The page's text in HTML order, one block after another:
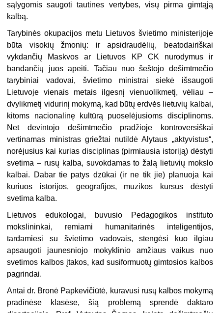
sąlygomis saugoti tautines vertybes, visų pirma gimtąją
kalbą.
Tarybinės okupacijos metu Lietuvos švietimo ministerijoje
būta visokių žmonių: ir apsidraudėlių, beatodairiškai
vykdančių Maskvos ar Lietuvos KP CK nurodymus ir
bandančių juos apeiti. Tačiau nuo šeštojo dešimtmečio
tarybiniai vadovai, švietimo ministrai siekė išsaugoti
Lietuvoje vienais metais ilgesnį vienuolikmetį, vėliau –
dvylikmetį vidurinį mokymą, kad būtų erdvės lietuvių kalbai,
kitoms nacionalinę kultūrą puoselėjusioms disciplinoms.
Net devintojo dešimtmečio pradžioje kontroversiškai
vertinamas ministras griežtai nutildė Alytaus „aktyvistus“,
norėjusius kai kurias disciplinas (pirmiausia istoriją) dėstyti
svetima – rusų kalba, suvokdamas to žalą lietuvių mokslo
kalbai. Dabar tie patys dzūkai (ir ne tik jie) planuoja kai
kuriuos istorijos, geografijos, muzikos kursus dėstyti
svetima kalba.
Lietuvos edukologai, buvusio Pedagogikos instituto
mokslininkai, remiami humanitarinės inteligentijos,
tardamiesi su švietimo vadovais, stengėsi kuo ilgiau
apsaugoti jaunesniojo mokyklinio amžiaus vaikus nuo
svetimos kalbos įtakos, kad susiformuotų gimtosios kalbos
pagrindai.
Antai dr. Bronė Papkevičiūtė, kuravusi rusų kalbos mokymą
pradinėse klasėse, šią problemą sprendė daktaro